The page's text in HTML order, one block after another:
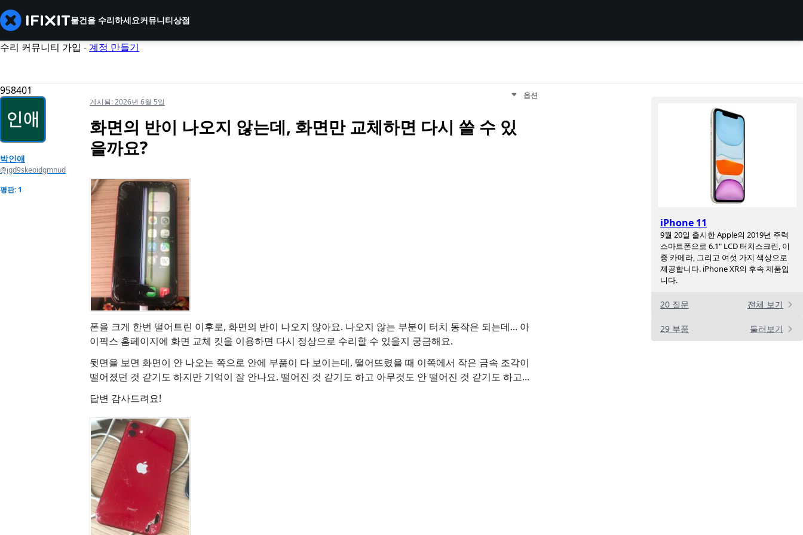
물건을 수리하세요커뮤니티상점
수리 커뮤니티 가입 -계정 만들기
958401
iPhone 11
9월 20일 출시한 Apple의 2019년 주력
스마트폰으로 6.1" LCD 터치스크린, 이
중 카메라, 그리고 여섯 가지 색상으로
제공합니다. iPhone XR의 후속 제품입
니다.
20 질문 전체 보기
29 부품 둘러보기
박인애
@jgd9skeoidgmnud
평판: 1
게시됨:2026년 6월 5일
옵션
화면의 반이 나오지 않는데, 화면만 교체하면 다시 쓸 수 있
을까요?
폰을 크게 한번 떨어트린 이후로, 화면의 반이 나오지 않아요. 나오지 않는 부분이 터치 동작은 되는데... 아
이픽스 홈페이지에 화면 교체 킷을 이용하면 다시 정상으로 수리할 수 있을지 궁금해요.
뒷면을 보면 화면이 안 나오는 쪽으로 안에 부품이 다 보이는데, 떨어뜨렸을 때 이쪽에서 작은 금속 조각이
떨어졌던 것 같기도 하지만 기억이 잘 안나요. 떨어진 것 같기도 하고 아무것도 안 떨어진 것 같기도 하고...
답변 감사드려요!